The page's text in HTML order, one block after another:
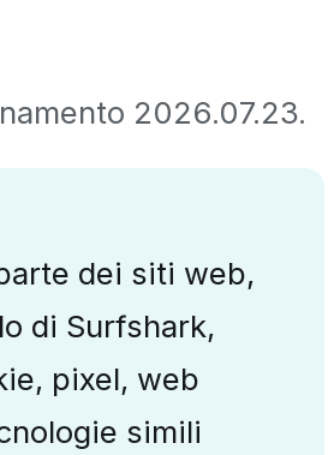
2026.07.23.
dei siti web,
di Surfshark,
pixel, web
simili